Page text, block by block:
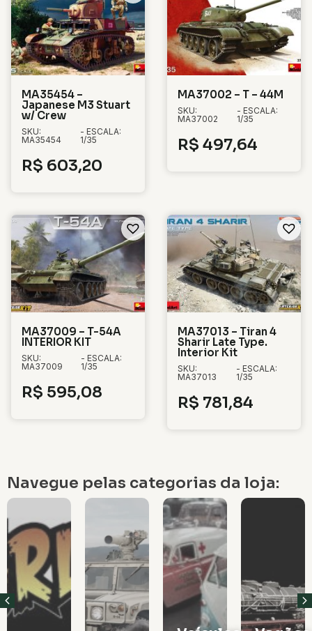
MA35454 –
Japanese M3 Stuart
w/ Crew
SKU:
MA35454
- ESCALA:
1/35
R$ 603,20
MA37002 – T – 44M
SKU:
MA37002
- ESCALA:
1/35
R$ 497,64
MA37009 – T-54A
INTERIOR KIT
SKU:
MA37009
- ESCALA:
1/35
R$ 595,08
MA37013 – Tiran 4
Sharir Late Type.
Interior Kit
SKU:
MA37013
- ESCALA:
1/35
R$ 781,84
Navegue pelas categorias da loja: